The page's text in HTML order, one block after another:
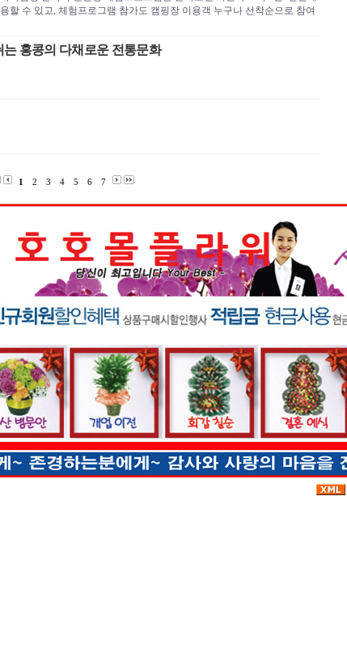
할 수 있고, 체험프로그램 참가도 캠핑장 이용객 누구나 선착순으로 참여
홍콩의 다채로운 전통문화
1 2 3 4 5 6 7